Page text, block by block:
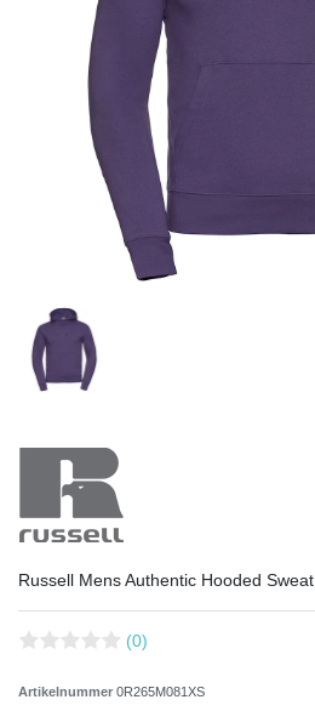
Russell Mens Authentic Hooded Sweat
(0)
Artikelnummer 0R265M081XS